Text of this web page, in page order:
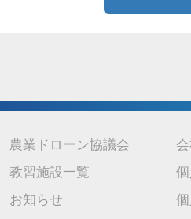
だいたうえで、合理的な期間内に対応
7. 個人情報を提供されることの任意性
当社に個人情報を提供されるかどうか
農業ドローン協議会
教習施設一覧
お知らせ